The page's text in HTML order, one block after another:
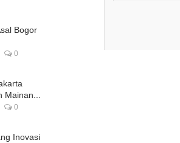
Bogor
0
0
Inovasi